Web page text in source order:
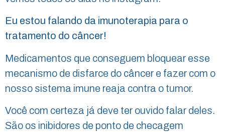
Eu estou falando da imunoterapia para o
tratamento do câncer!
Medicamentos que conseguem bloquear esse
mecanismo de disfarce do câncer e fazer com o
nosso sistema imune reaja contra o tumor.
Você com certeza já deve ter ouvido falar deles.
São os inibidores de ponto de checagem